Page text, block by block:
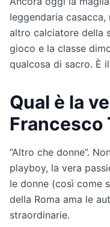
leggendaria
altro calciatore della
gioco e la classe
qualcosa di sacro. È
Qual è la
Francesco
“Altro che donne”.
playboy, la vera
le donne (così come
della Roma ama le
straordinarie.